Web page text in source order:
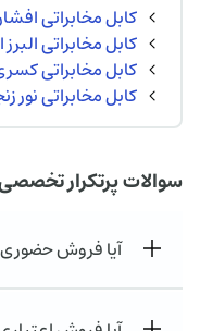
کابل مخابراتی
کابل مخابراتی
کابل مخابراتی
کابل مخابراتی نور
سوالات پرتکرار
آیا فروش